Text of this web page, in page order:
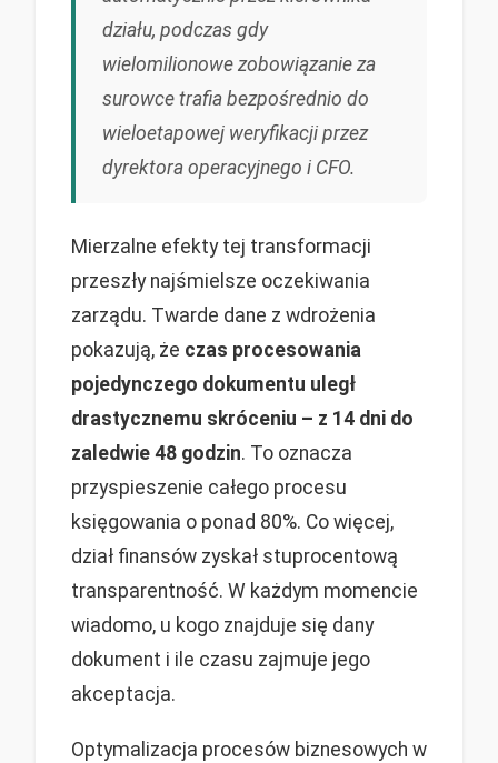
działu, podczas gdy
wielomilionowe zobowiązanie za
surowce trafia bezpośrednio do
wieloetapowej weryfikacji przez
dyrektora operacyjnego i CFO.
Mierzalne efekty tej transformacji
przeszły najśmielsze oczekiwania
zarządu. Twarde dane z wdrożenia
pokazują, że czas procesowania
pojedynczego dokumentu uległ
drastycznemu skróceniu – z 14 dni do
zaledwie 48 godzin. To oznacza
przyspieszenie całego procesu
księgowania o ponad 80%. Co więcej,
dział finansów zyskał stuprocentową
transparentność. W każdym momencie
wiadomo, u kogo znajduje się dany
dokument i ile czasu zajmuje jego
akceptacja.
Optymalizacja procesów biznesowych w